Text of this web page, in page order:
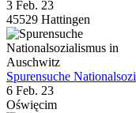
3 Feb. 23
45529 Hattingen
Spurensuche
6 Feb. 23
Oświęcim